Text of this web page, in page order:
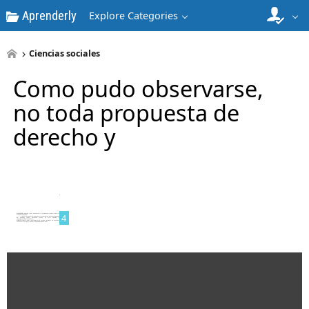
Aprenderly Explore Categories
Ciencias sociales
Como pudo observarse,
no toda propuesta de
derecho y
4